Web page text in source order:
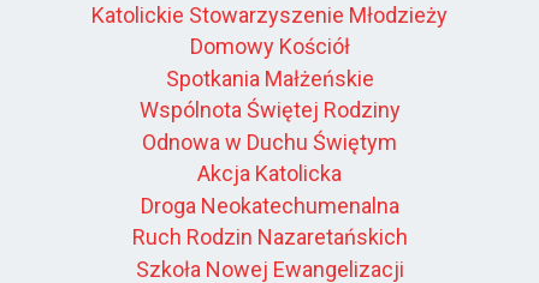
Katolickie Stowarzyszenie Młodzieży
Domowy Kościół
Spotkania Małżeńskie
Wspólnota Świętej Rodziny
Odnowa w Duchu Świętym
Akcja Katolicka
Droga Neokatechumenalna
Ruch Rodzin Nazaretańskich
Szkoła Nowej Ewangelizacji